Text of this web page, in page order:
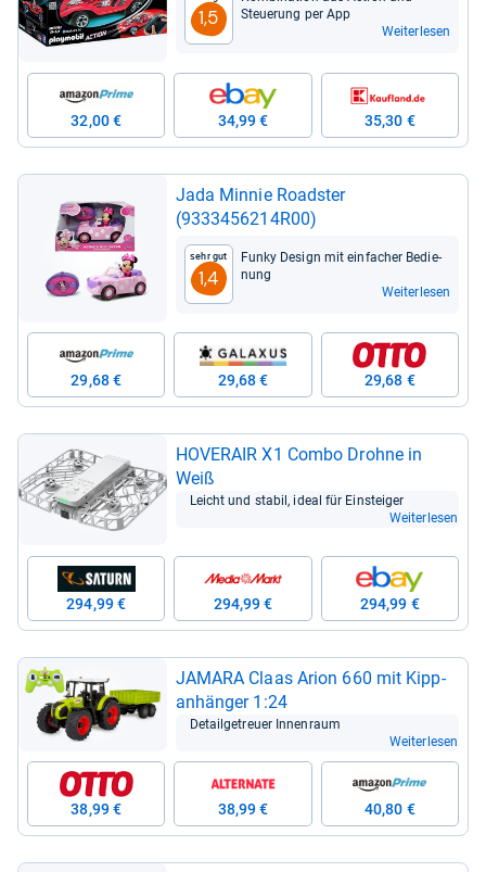
1,5
Steue­rung per App
Weiterlesen
32,00 € 34,99 € 35,30 €
Jada Min­nie Road­s­ter
(9333456214R00)
Sehr gut
1,4
Funky Design mit ein­fa­cher Bedie­
nung
Weiterlesen
29,68 € 29,68 € 29,68 €
HOVER­AIR X1 Combo Drohne in
Weiß
Leicht und sta­bil, ideal für Ein­stei­ger
Weiterlesen
294,99 € 294,99 € 294,99 €
JAMARA Claas Arion 660 mit Kip­p­
an­hän­ger 1:24
Detail­ge­treuer Innen­raum
Weiterlesen
38,99 € 38,99 € 40,80 €